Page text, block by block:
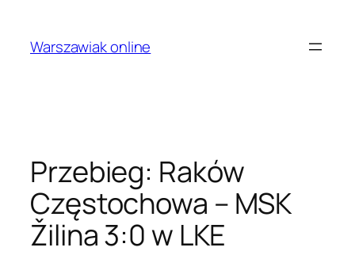
treściWarszawiak online
Przebieg: Raków
Częstochowa – MSK
Žilina 3:0 w LKE